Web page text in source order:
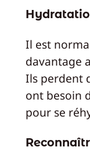
Il est
davantage
Ils perdent
ont besoin
pour se